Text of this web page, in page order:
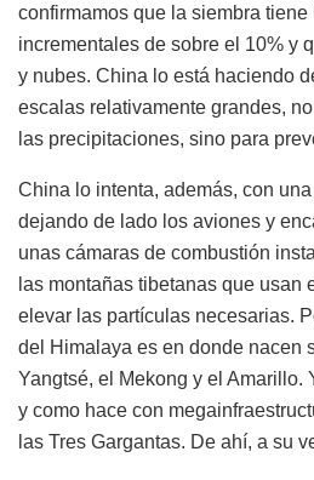
confirmamos que la siembra tiene
incrementales de sobre el 10% y
y nubes. China lo está haciendo
escalas relativamente grandes,
las precipitaciones, sino para
China lo intenta, además, con
dejando de lado los aviones y
unas cámaras de combustión
las montañas tibetanas que usan
elevar las partículas necesarias.
del Himalaya es en donde nacen
Yangtsé, el Mekong y el Amarillo.
y como hace con
las Tres Gargantas. De ahí, a su